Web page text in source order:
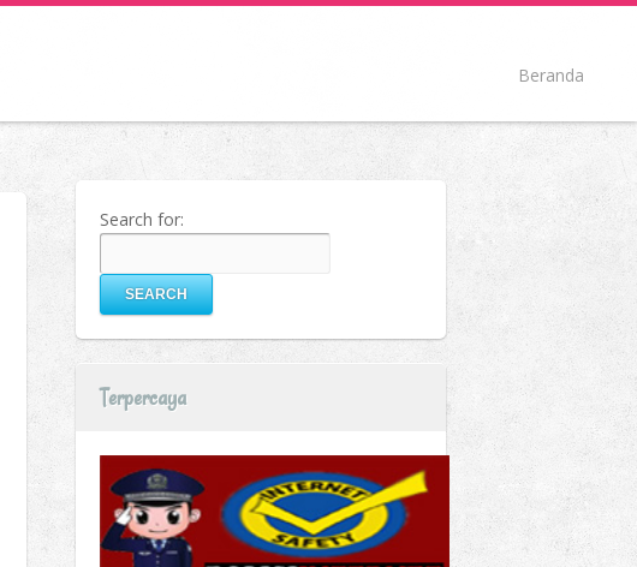
Beranda
Search for:
Terpercaya